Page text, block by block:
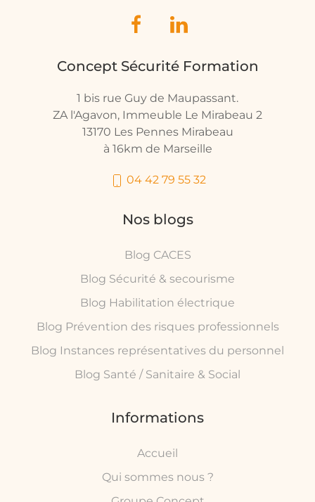
Concept Sécurité Formation
1 bis rue Guy de Maupassant.
ZA l'Agavon, Immeuble Le Mirabeau 2
13170 Les Pennes Mirabeau
à 16km de Marseille
04 42 79 55 32
Nos blogs
Blog CACES
Blog Sécurité & secourisme
Blog Habilitation électrique
Blog Prévention des risques professionnels
Blog Instances représentatives du personnel
Blog Santé / Sanitaire & Social
Informations
Accueil
Qui sommes nous ?